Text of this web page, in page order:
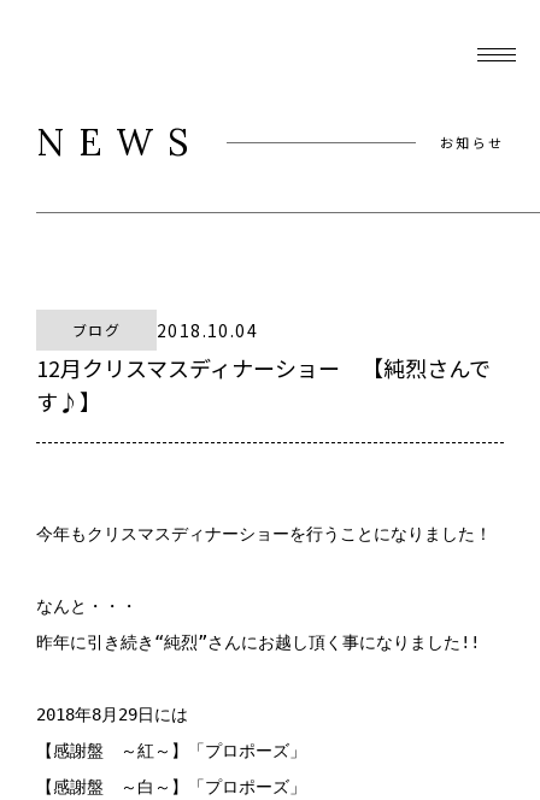
NEWS お知らせ
ブログ 2018.10.04
12月クリスマスディナーショー 【純烈さんで
す♪】
今年もクリスマスディナーショーを行うことになりました！
なんと・・・
昨年に引き続き“純烈”さんにお越し頂く事になりました!!
2018年8月29日には
【感謝盤　～紅～】「プロポーズ」
【感謝盤　～白～】「プロポーズ」